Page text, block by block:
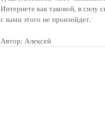
Интернете как таковой, в силу
с вами этого не произойдет.
Автор: Алексей